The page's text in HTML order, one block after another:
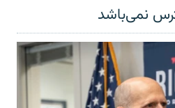
نمی‌باشد